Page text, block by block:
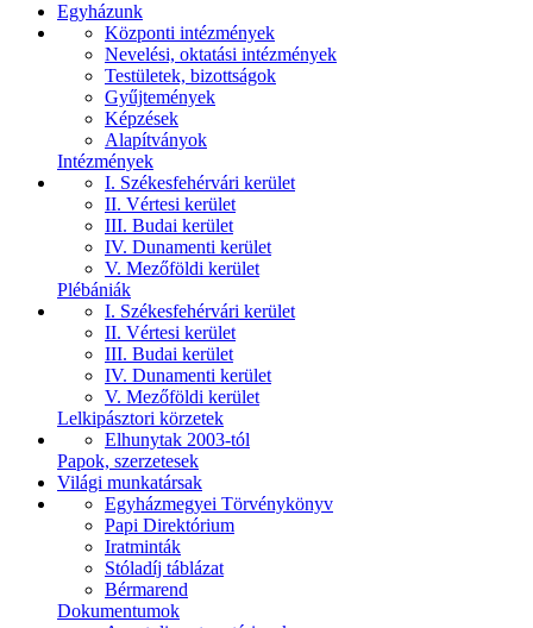
Egyházunk
Központi intézmények
Nevelési, oktatási intézmények
Testületek, bizottságok
Gyűjtemények
Képzések
Alapítványok
Intézmények
I. Székesfehérvári kerület
II. Vértesi kerület
III. Budai kerület
IV. Dunamenti kerület
V. Mezőföldi kerület
Plébániák
I. Székesfehérvári kerület
II. Vértesi kerület
III. Budai kerület
IV. Dunamenti kerület
V. Mezőföldi kerület
Lelkipásztori körzetek
Elhunytak 2003-tól
Papok, szerzetesek
Világi munkatársak
Egyházmegyei Törvénykönyv
Papi Direktórium
Iratminták
Stóladíj táblázat
Bérmarend
Dokumentumok